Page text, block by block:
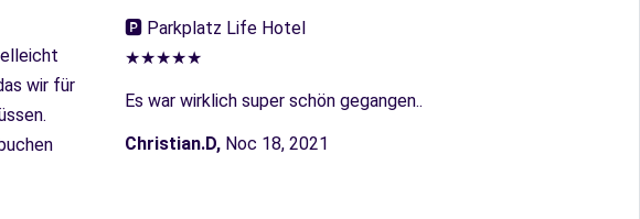
🅿︎ Parkplatz Life Hotel
★★★★★
Es war wirklich super schön gegangen..
Christian.D, Noc 18, 2021
wir für